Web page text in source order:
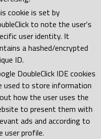
cookie is set by
to note the user's
user identity. It
a hashed/encrypted
ID.
DoubleClick IDE cookies
used to store information
how the user uses the
to present them with
ads and according to
user profile.